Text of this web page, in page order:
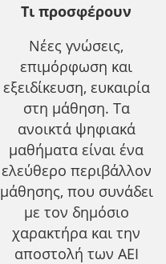
Τι προσφέρουν
Νέες γνώσεις,
επιμόρφωση και
εξειδίκευση, ευκαιρία
στη μάθηση. Τα
ανοικτά ψηφιακά
μαθήματα είναι ένα
ελεύθερο περιβάλλον
μάθησης, που συνάδει
με τον δημόσιο
χαρακτήρα και την
αποστολή των ΑΕΙ